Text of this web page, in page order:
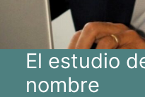
El estudio
nombre